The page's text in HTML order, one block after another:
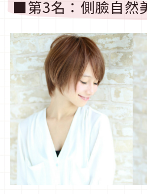
■第3名：側臉自然